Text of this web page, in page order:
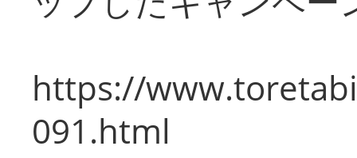
https://
091.html